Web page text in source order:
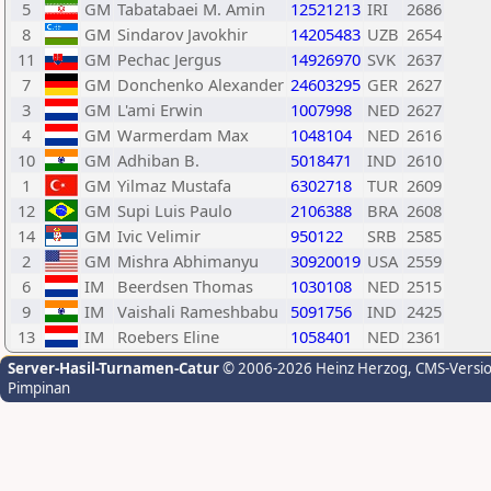
5
GM Tabatabaei M. Amin 12521213 IRI
2686
8
GM Sindarov Javokhir 14205483 UZB 2654
11
GM Pechac Jergus 14926970 SVK 2637
7
GM Donchenko Alexander 24603295 GER 2627
3
GM L'ami Erwin 1007998 NED 2627
4
GM Warmerdam Max 1048104 NED 2616
10
GM Adhiban B. 5018471 IND 2610
1
GM Yilmaz Mustafa 6302718 TUR 2609
12
GM Supi Luis Paulo 2106388 BRA 2608
14
GM Ivic Velimir 950122 SRB 2585
2
GM Mishra Abhimanyu 30920019 USA 2559
6
IM Beerdsen Thomas 1030108 NED 2515
9
IM Vaishali Rameshbabu 5091756 IND 2425
13
IM Roebers Eline 1058401 NED 2361
Server-Hasil-Turnamen-Catur© 2006-2026 Heinz Herzog, CMS-
Pimpinan